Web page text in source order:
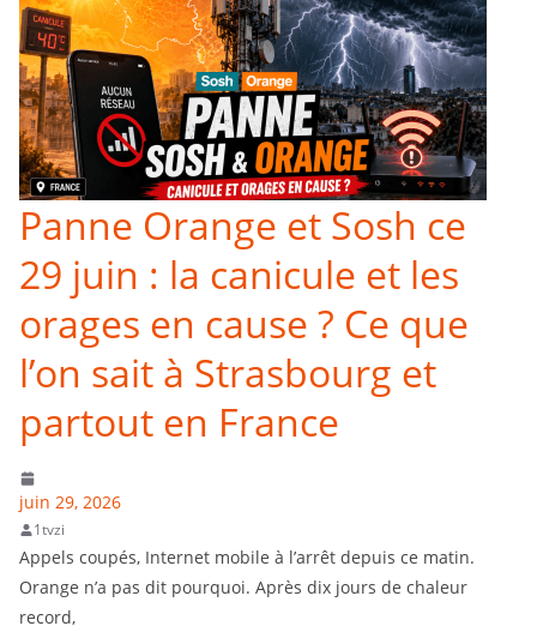
Panne Orange et Sosh ce
29 juin : la canicule et les
orages en cause ? Ce que
l’on sait à Strasbourg et
partout en France
juin 29, 2026
1tvzi
Appels coupés, Internet mobile à l’arrêt depuis ce matin.
Orange n’a pas dit pourquoi. Après dix jours de chaleur
record,